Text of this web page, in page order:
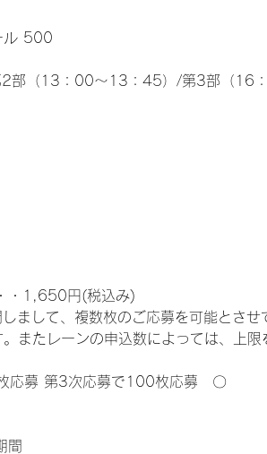
ル 500
部（13：00～13：45）/第3部（16
・1,650円(税込み)
まして、複数枚のご応募を可能とさせ
またレーンの申込数によっては、上限
応募 第3次応募で100枚応募　〇
間